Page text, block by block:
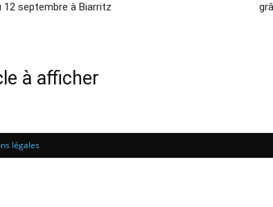
12 septembre à Biarritz
à afficher
légales